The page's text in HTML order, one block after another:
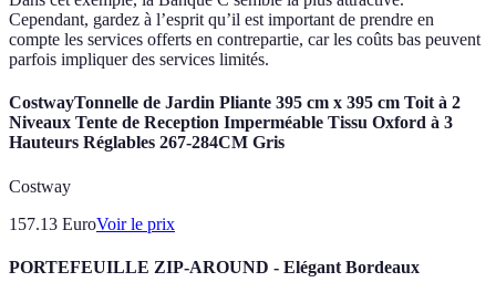
Cependant, gardez à l’esprit qu’il est important de prendre en
compte les services offerts en contrepartie, car les coûts bas peuvent
parfois impliquer des services limités.
CostwayTonnelle de Jardin Pliante 395 cm x 395 cm Toit à 2
Niveaux Tente de Reception Imperméable Tissu Oxford à 3
Hauteurs Réglables 267-284CM Gris
Costway
157.13 EuroVoir le prix
PORTEFEUILLE ZIP-AROUND - Elégant Bordeaux